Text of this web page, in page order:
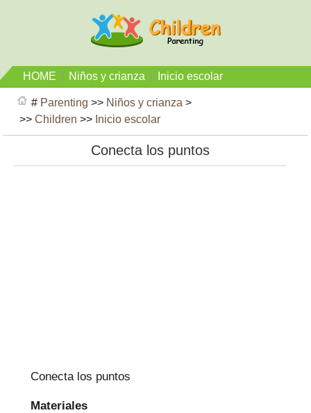
HOME Niños y crianza Inicio escolar
# Parenting >> Niños y crianza >
>>Children >> Inicio escolar
Conecta los puntos
Conecta los puntos
Materiales